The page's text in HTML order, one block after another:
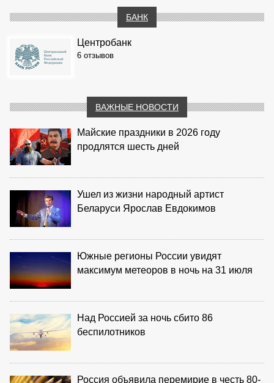
БАНК
Центробанк
6 отзывов
ВАЖНЫЕ НОВОСТИ
Майские праздники в 2026 году
продлятся шесть дней
Ушел из жизни народный артист
Беларуси Ярослав Евдокимов
Южные регионы России увидят
максимум метеоров в ночь на 31 июля
Над Россией за ночь сбито 86
беспилотников
Россия объявила перемирие в честь 80-